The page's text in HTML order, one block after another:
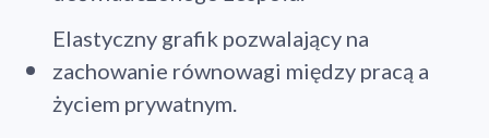
Elastyczny grafik pozwalający na
zachowanie równowagi między pracą a
życiem prywatnym.